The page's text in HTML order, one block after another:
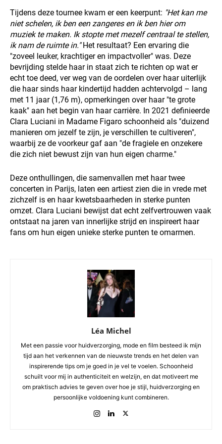
Tijdens deze tournee kwam er een keerpunt: "Het kan me
niet schelen, ik ben een zangeres en ik ben hier om
muziek te maken. Ik stopte met mezelf centraal te stellen,
ik nam de ruimte in."Het resultaat? Een ervaring die
"zoveel leuker, krachtiger en impactvoller" was. Deze
bevrijding stelde haar in staat zich te richten op wat er
echt toe deed, ver weg van de oordelen over haar uiterlijk
die haar sinds haar kindertijd hadden achtervolgd – lang
met 11 jaar (1,76 m), opmerkingen over haar "te grote
kaak" aan het begin van haar carrière. In 2021 definieerde
Clara Luciani in Madame Figaro schoonheid als "duizend
manieren om jezelf te zijn, je verschillen te cultiveren",
waarbij ze de voorkeur gaf aan "de fragiele en onzekere
die zich niet bewust zijn van hun eigen charme."
Deze onthullingen, die samenvallen met haar twee
concerten in Parijs, laten een artiest zien die in vrede met
zichzelf is en haar kwetsbaarheden in sterke punten
omzet. Clara Luciani bewijst dat echt zelfvertrouwen vaak
ontstaat na jaren van innerlijke strijd en inspireert haar
fans om hun eigen unieke sterke punten te omarmen.
Léa Michel
Met een passie voor huidverzorging, mode en film besteed ik mijn
tijd aan het verkennen van de nieuwste trends en het delen van
inspirerende tips om je goed in je vel te voelen. Schoonheid
schuilt voor mij in authenticiteit en welzijn, en dat motiveert me
om praktisch advies te geven over hoe je stijl, huidverzorging en
persoonlijke voldoening kunt combineren.